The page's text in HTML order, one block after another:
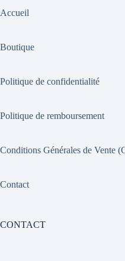
Accueil
Boutique
Politique de confidentialité
Politique de remboursement
Conditions Générales de Vente
Contact
CONTACT